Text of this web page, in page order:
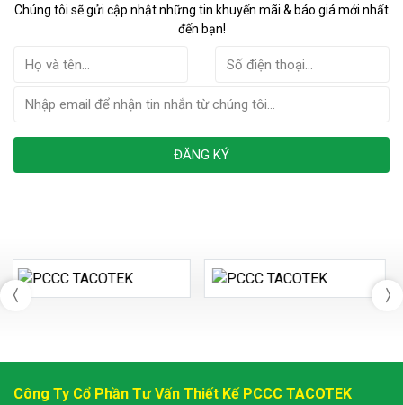
Chúng tôi sẽ gửi cập nhật những tin khuyến mãi & báo giá mới nhất
đến bạn!
ĐĂNG KÝ
Công Ty Cổ Phần Tư Vấn Thiết Kế PCCC TACOTEK